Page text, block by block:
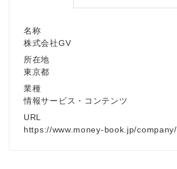
名称
株式会社GV
所在地
東京都
業種
情報サービス・コンテンツ
URL
https://www.money-book.jp/company/